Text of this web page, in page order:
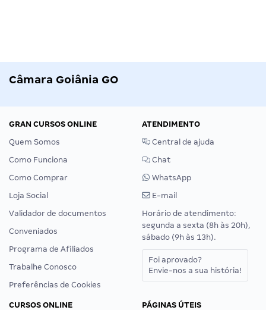
Câmara Goiânia GO
GRAN CURSOS ONLINE
Quem Somos
Como Funciona
Como Comprar
Loja Social
Validador de documentos
Conveniados
Programa de Afiliados
Trabalhe Conosco
Preferências de Cookies
ATENDIMENTO
Central de ajuda
Chat
WhatsApp
E-mail
Horário de atendimento:
segunda a sexta (8h às 20h),
sábado (9h às 13h).
Foi aprovado?
Envie-nos a sua história!
CURSOS ONLINE
PÁGINAS ÚTEIS